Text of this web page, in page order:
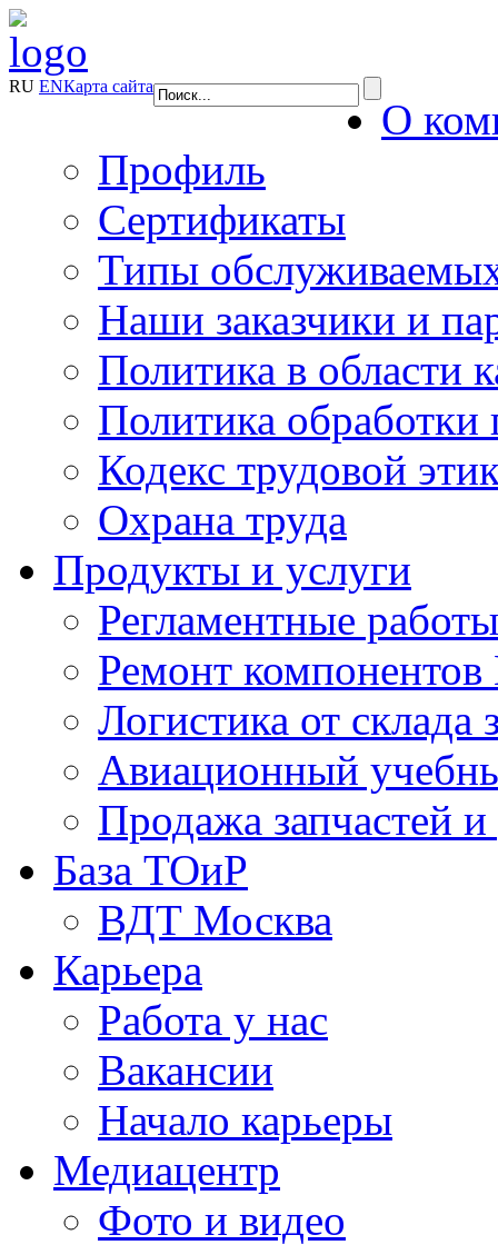
RU ENКарта сайта
О
Профиль
Сертификаты
Типы
Наши заказчики и
Политика в области
Политика
Кодекс трудовой
Охрана труда
Продукты и услуги
Регламентные
Ремонт
Логистика от склада
Авиационный
Продажа запчастей
База ТОиР
ВДТ Москва
Карьера
Работа у нас
Вакансии
Начало карьеры
Медиацентр
Фото и видео